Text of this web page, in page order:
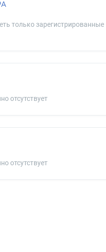
только зарегистрированные
отсутствует
отсутствует